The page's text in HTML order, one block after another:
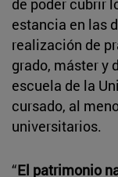
de poder cubrir
estancia en las
realización de
grado, máster y
escuela de la
cursado, al
universitarios.
“El patrimonio